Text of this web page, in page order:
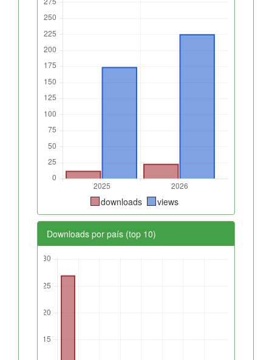
downloads views
Downloads por país (top 10)